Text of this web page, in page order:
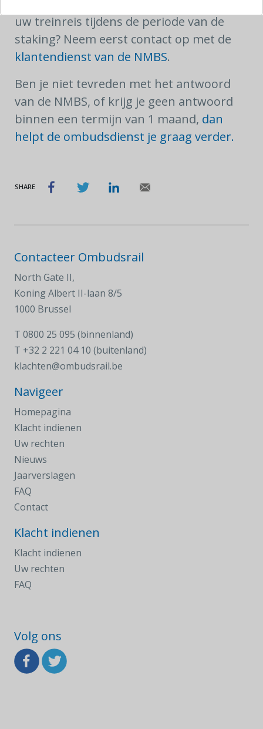
uw treinreis tijdens de periode van de
staking? Neem eerst contact op met de
klantendienst van de NMBS.
Ben je niet tevreden met het antwoord
van de NMBS, of krijg je geen antwoord
binnen een termijn van 1 maand, dan
helpt de ombudsdienst je graag verder.
SHARE
Contacteer Ombudsrail
North Gate II,
Koning Albert II-laan 8/5
1000 Brussel
T 0800 25 095 (binnenland)
T +32 2 221 04 10 (buitenland)
klachten@ombudsrail.be
Navigeer
Homepagina
Klacht indienen
Uw rechten
Nieuws
Jaarverslagen
FAQ
Contact
Klacht indienen
Klacht indienen
Uw rechten
FAQ
Volg ons